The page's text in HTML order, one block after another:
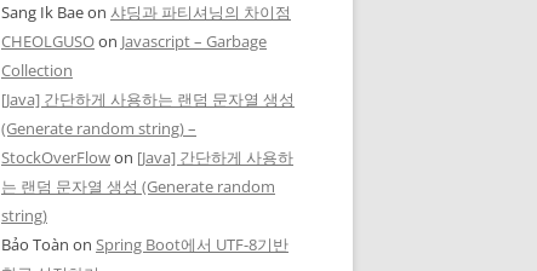
Sang Ik Baeon 샤딩과 파티셔닝의 차이점
CHEOLGUSOon Javascript – Garbage
Collection
[Java] 간단하게 사용하는 랜덤 문자열 생성
(Generate random string) –
StockOverFlowon [Java] 간단하게 사용하
는 랜덤 문자열 생성 (Generate random
string)
Bảo Toàn on Spring Boot에서 UTF-8기반